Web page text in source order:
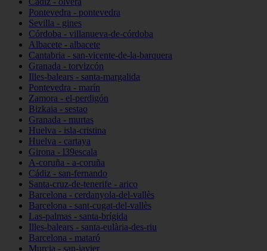
Pontevedra - pontevedra
Sevilla - gines
Córdoba - villanueva-de-córdoba
Albacete - albacete
Cantabria - san-vicente-de-la-barquera
Granada - torvizcón
Illes-balears - santa-margalida
Pontevedra - marín
Zamora - el-perdigón
Bizkaia - sestao
Granada - murtas
Huelva - isla-cristina
Huelva - cartaya
Girona - l39escala
A-coruña - a-coruña
Cádiz - san-fernando
Santa-cruz-de-tenerife - arico
Barcelona - cerdanyola-del-vallès
Barcelona - sant-cugat-del-vallès
Las-palmas - santa-brígida
Illes-balears - santa-eulària-des-riu
Barcelona - mataró
Murcia - san-javier